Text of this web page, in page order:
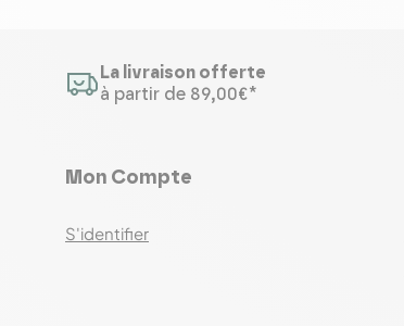
La livraison offerte
à partir de 89,00€*
Mon Compte
S'identifier